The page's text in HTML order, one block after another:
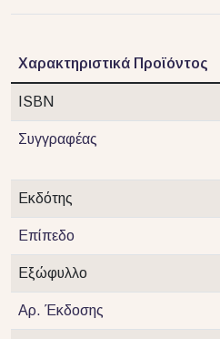
Χαρακτηριστικά Προϊόντος
ISBN
Συγγραφέας
Εκδότης
Επίπεδο
Εξώφυλλο
Αρ. Έκδοσης